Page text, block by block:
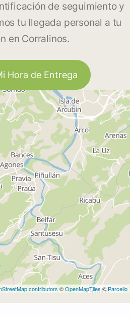
de seguimiento y
tu llegada personal a tu
en Corralinos.
Hora de Entrega
contributors ©OpenMapTiles©Parcello